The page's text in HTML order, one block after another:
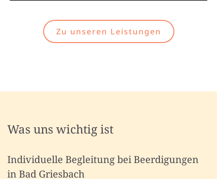
Zu unseren Leistungen
Was uns wichtig ist
Individuelle Begleitung bei Beerdigungen
in Bad Griesbach